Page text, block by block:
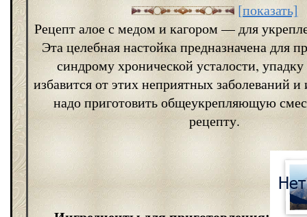
[показать]
Рецепт алое с медом и кагором — для
Эта целебная настойка предназначена для
синдрому хронической усталости,
избавится от этих неприятных заболеваний
надо приготовить общеукрепляющую
рецепту.